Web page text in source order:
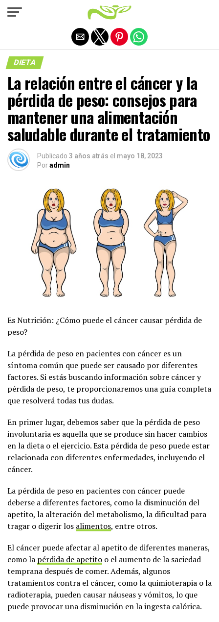
DIETA
La relación entre el cáncer y la
pérdida de peso: consejos para
mantener una alimentación
saludable durante el tratamiento
Publicado 3 años atrás el mayo 18, 2023
Poradmin
Es Nutrición: ¿Cómo puede el cáncer causar pérdida de
peso?
La pérdida de peso en pacientes con cáncer es un
síntoma común que puede ser causado por diferentes
factores. Si estás buscando información sobre cáncer y
pérdida de peso, te proporcionaremos una guía completa
que resolverá todas tus dudas.
En primer lugar, debemos saber que la pérdida de peso
involuntaria es aquella que se produce sin hacer cambios
en la dieta o el ejercicio. Esta pérdida de peso puede estar
relacionada con diferentes enfermedades, incluyendo el
cáncer.
La pérdida de peso en pacientes con cáncer puede
deberse a diferentes factores, como la disminución del
apetito, la alteración del metabolismo, la dificultad para
tragar o digerir los alimentos, entre otros.
El cáncer puede afectar al apetito de diferentes maneras,
como la pérdida de apetito o el aumento de la saciedad
temprana después de comer. Además, algunos
tratamientos contra el cáncer, como la quimioterapia o la
radioterapia, pueden causar náuseas y vómitos, lo que
puede provocar una disminución en la ingesta calórica.
Salir de la versión móvil